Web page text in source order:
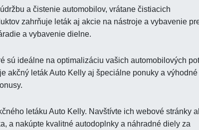
a čistenie automobilov, vrátane čistiacich
zahrňuje leták aj akcie na nástroje a vybavenie
a vybavenie dielne.
sú ideálne na optimalizáciu vašich automobilových
akčný leták Auto Kelly aj špeciálne ponuky a výhodné
letáku Auto Kelly. Navštívte ich webové stránky
a nakúpte kvalitné autodoplnky a náhradné diely za